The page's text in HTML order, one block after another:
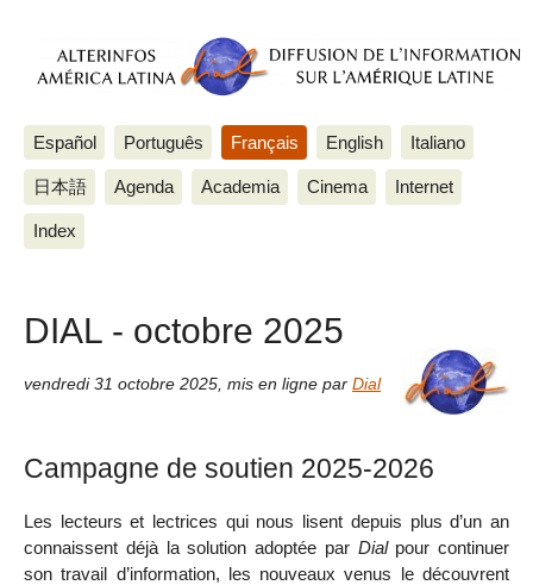
Español Português Français English Italiano
日本語 Agenda Academia Cinema Internet
Index
DIAL - octobre 2025
vendredi 31 octobre 2025 mis en ligne par Dial
Campagne de soutien 2025-2026
Les lecteurs et lectrices qui nous lisent depuis plus d’un an
connaissent déjà la solution adoptée par Dialpour continuer
son travail d’information, les nouveaux venus le découvrent